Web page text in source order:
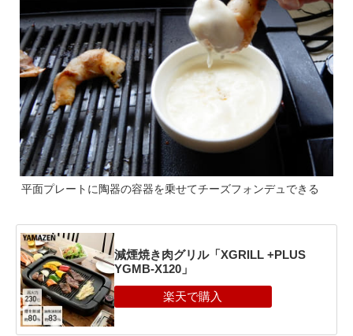
平面プレートに陶器の容器を乗せてチーズフォンデュできる
減煙焼き肉グリル「XGRILL +PLUS
YGMB-X120」